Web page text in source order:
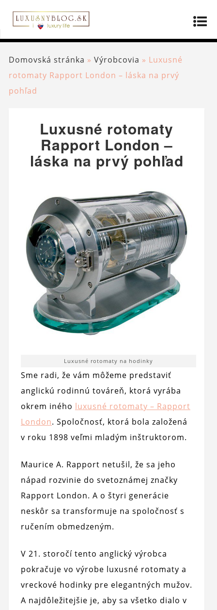
Domovská stránka » Výrobcovia » Luxusné
rotomaty Rapport London – láska na prvý
pohľad
Luxusné rotomaty
Rapport London –
láska na prvý pohľad
Luxusné rotomaty na hodinky
Sme radi, že vám môžeme predstaviť
anglickú rodinnú továreň, ktorá vyrába
okrem iného luxusné rotomaty – Rapport
London. Spoločnosť, ktorá bola založená
v roku 1898 veľmi mladým inštruktorom.
Maurice A. Rapport netušil, že sa jeho
nápad rozvinie do svetoznámej značky
Rapport London. A o štyri generácie
neskôr sa transformuje na spoločnosť s
ručením obmedzeným.
V 21. storočí tento anglický výrobca
pokračuje vo výrobe luxusné rotomaty a
vreckové hodinky pre elegantných mužov.
A najdôležitejšie je, aby sa všetko dialo v